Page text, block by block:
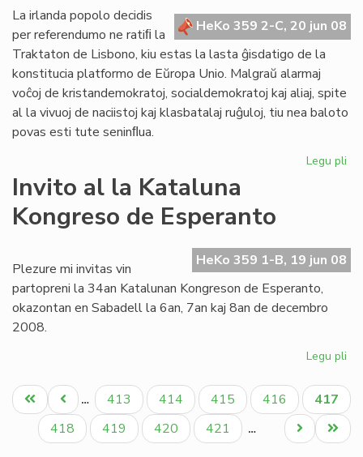
kaj
HeKo 359 2-C, 20 jun 08
La irlanda popolo decidis
per referendumo ne ratiﬁ la
Traktaton de Lisbono, kiu estas la lasta ĝisdatigo de la
konstitucia platformo de Eŭropa Unio. Malgraŭ alarmaj
voĉoj de kristandemokratoj, socialdemokratoj kaj aliaj, spite
al la vivuoj de naciistoj kaj klasbatalaj ruĝuloj, tiu nea baloto
povas esti tute seninﬂua.
Legu pli
kaj
Invito al la Kataluna
Kongreso de Esperanto
HeKo 359 1-B, 19 jun 08
Plezure mi invitas vin
partopreni la 34an Katalunan Kongreson de Esperanto,
okazontan en Sabadell la 6an, 7an kaj 8an de decembro
2008.
Legu pli
al
la
Pagination
Unua
paĝo
Antaŭa
paĝo
… Paĝo
413 Paĝo
414 Paĝo
415 Paĝo
416
Aktuala
paĝo
417
Paĝo
418 Paĝo
419 Paĝo
420 Paĝo
421 …
Last
page
Next
page